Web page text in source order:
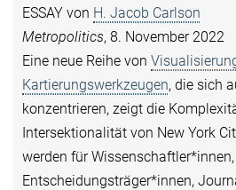
ESSAY von H. Jacob Carlson
Metropolitics, 8. November 2022
Eine neue Reihe von
Kartierungswerkzeugen, die sich
konzentrieren, zeigt die
Intersektionalität von New York
werden für
Entscheidungsträger*innen,